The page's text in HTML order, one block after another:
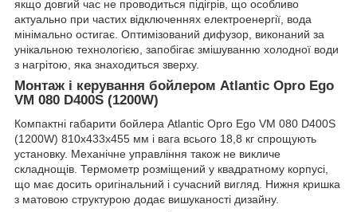
якщо довгий час не проводиться підігрів, що особливо
актуально при частих відключеннях електроенергії, вода
мінімально остигає. Оптимізований дифузор, виконаний за
унікальною технологією, запобігає змішуванню холодної води
з нагрітою, яка знаходиться зверху.
Монтаж і керування бойлером Atlantic Opro Ego
VM 080 D400S (1200W)
Компактні габарити бойлера Atlantic Opro Ego VM 080 D400S
(1200W) 810х433х455 мм і вага всього 18,8 кг спрощують
установку. Механічне управління також не викличе
складнощів. Термометр розміщений у квадратному корпусі,
що має досить оригінальний і сучасний вигляд. Нижня кришка
з матовою структурою додає вишуканості дизайну.